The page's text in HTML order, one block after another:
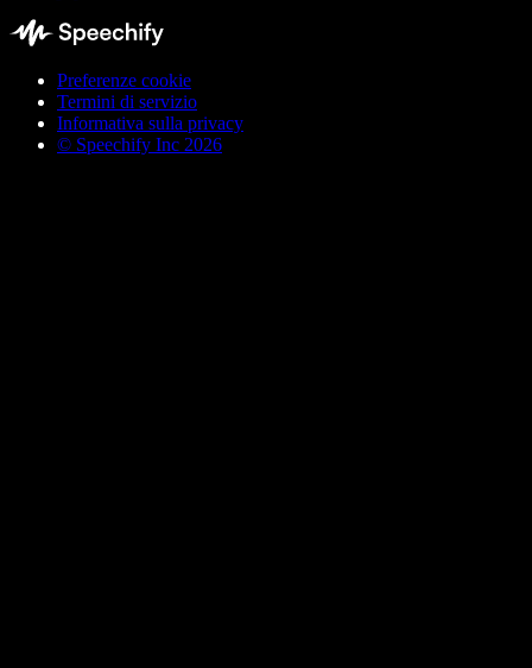
Preferenze cookie
Termini di servizio
Informativa sulla privacy
© Speechify Inc 2026